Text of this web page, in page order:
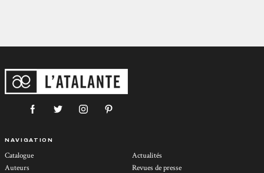
NAVIGATION
Catalogue
Auteurs
Actualités
Revues de presse